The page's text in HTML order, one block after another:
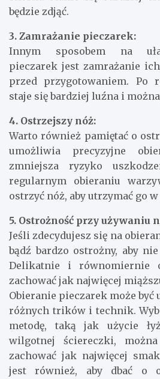
będzie zdjąć.
3. Zamrażanie pieczarek:
Innym sposobem na
pieczarek jest zamrażanie
przed przygotowaniem. Po
staje się bardziej luźna i
4. Ostrzejszy nóż:
Warto również pamiętać o
umożliwia precyzyjne
zmniejsza ryzyko
regularnym obieraniu
ostrzyć nóż, aby utrzymać go
5. Ostrożność przy używaniu
Jeśli zdecydujesz się na
bądź bardzo ostrożny, aby
Delikatnie i równomiernie
zachować jak najwięcej
Obieranie pieczarek może być
różnych trików i technik.
metodę, taką jak użycie
wilgotnej ściereczki,
zachować jak najwięcej
jest również, aby dbać o